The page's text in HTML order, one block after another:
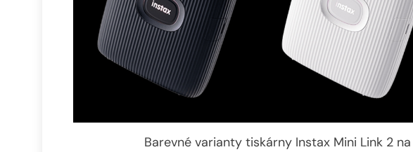
Barevné varianty tiskárny Instax Mini Link 2